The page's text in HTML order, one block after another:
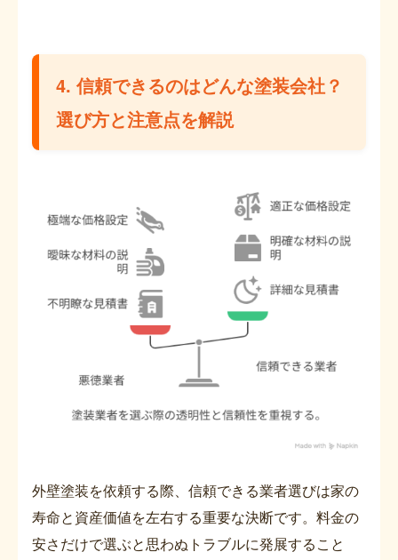
4. 信頼できるのはどんな塗装会社？
選び方と注意点を解説
外壁塗装を依頼する際、信頼できる業者選びは家の
寿命と資産価値を左右する重要な決断です。料金の
安さだけで選ぶと思わぬトラブルに発展すること